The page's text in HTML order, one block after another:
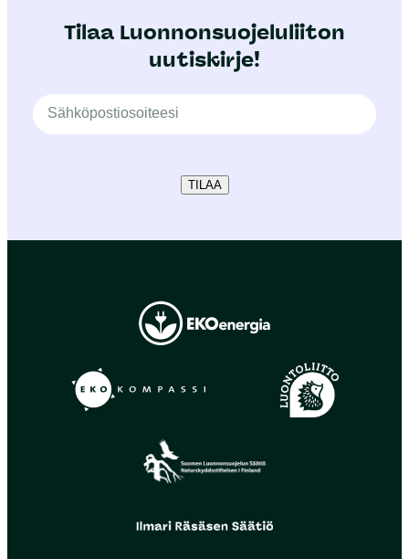
Tilaa Luonnonsuojeluliiton
uutiskirje!
TILAA